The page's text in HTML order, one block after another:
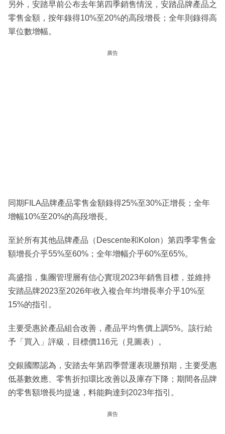
另外，安踏早前公布去年第四季銷售情況，安踏品牌產品之
零售金額，按年錄得10%至20%的高段增長；全年則錄得高
單位數增幅。
廣告
同期FILA品牌產品零售金額錄得25%至30%正增長；全年
增幅10%至20%的高段增長。
至於所有其他品牌產品（Descente和Kolon）第四季零售金
額增長介乎55%至60%；全年增幅介乎60%至65%。
高盛指，集團管理層有信心實現2023年銷售目標，並維持
安踏品牌2023至2026年收入複合年均增長率介乎10%至
15%的指引。
主要受惠於產品組合改善，產品平均售價上調5%。該行給
予「買入」評級，目標價116元（見圖表）。
交銀國際認為，安踏去年第四季營運表現勝預期，主要受惠
低基數效應、零售折扣環比改善以及庫存下降；期間各品牌
的零售額增長均提速，料能夠達到2023年指引。
廣告